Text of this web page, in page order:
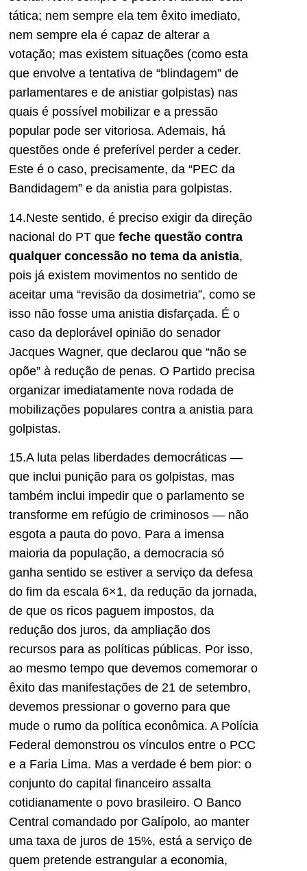
tática; nem sempre ela tem êxito imediato,
nem sempre ela é capaz de alterar a
votação; mas existem situações (como esta
que envolve a tentativa de “blindagem” de
parlamentares e de anistiar golpistas) nas
quais é possível mobilizar e a pressão
popular pode ser vitoriosa. Ademais, há
questões onde é preferível perder a ceder.
Este é o caso, precisamente, da “PEC da
Bandidagem” e da anistia para golpistas.
14.Neste sentido, é preciso exigir da direção
nacional do PT que feche questão contra
qualquer concessão no tema da anistia,
pois já existem movimentos no sentido de
aceitar uma “revisão da dosimetria”, como se
isso não fosse uma anistia disfarçada. É o
caso da deplorável opinião do senador
Jacques Wagner, que declarou que “não se
opõe” à redução de penas. O Partido precisa
organizar imediatamente nova rodada de
mobilizações populares contra a anistia para
golpistas.
15.A luta pelas liberdades democráticas —
que inclui punição para os golpistas, mas
também inclui impedir que o parlamento se
transforme em refúgio de criminosos — não
esgota a pauta do povo. Para a imensa
maioria da população, a democracia só
ganha sentido se estiver a serviço da defesa
do fim da escala 6×1, da redução da jornada,
de que os ricos paguem impostos, da
redução dos juros, da ampliação dos
recursos para as políticas públicas. Por isso,
ao mesmo tempo que devemos comemorar o
êxito das manifestações de 21 de setembro,
devemos pressionar o governo para que
mude o rumo da política econômica. A Polícia
Federal demonstrou os vínculos entre o PCC
e a Faria Lima. Mas a verdade é bem pior: o
conjunto do capital financeiro assalta
cotidianamente o povo brasileiro. O Banco
Central comandado por Galípolo, ao manter
uma taxa de juros de 15%, está a serviço de
quem pretende estrangular a economia,